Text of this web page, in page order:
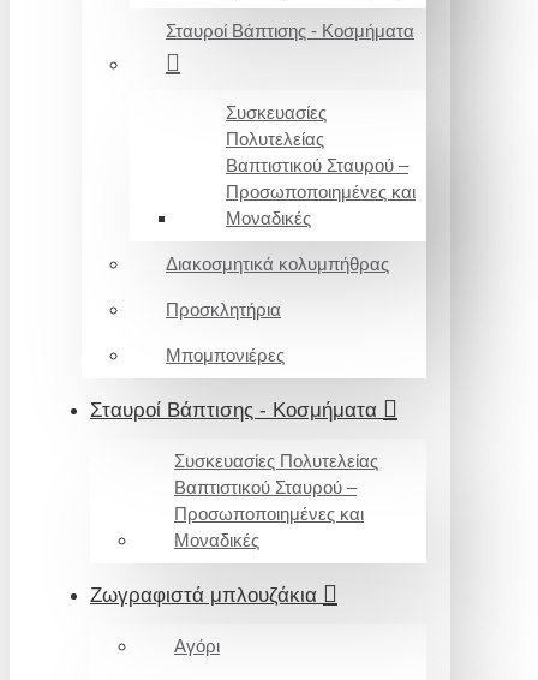
Σταυροί Βάπτισης - Κοσμήματα
Συσκευασίες
Πολυτελείας
Βαπτιστικού Σταυρού –
Προσωποποιημένες και
Μοναδικές
Διακοσμητικά κολυμπήθρας
Προσκλητήρια
Μπομπονιέρες
Σταυροί Βάπτισης - Κοσμήματα
Συσκευασίες Πολυτελείας
Βαπτιστικού Σταυρού –
Προσωποποιημένες και
Μοναδικές
Ζωγραφιστά μπλουζάκια
Αγόρι